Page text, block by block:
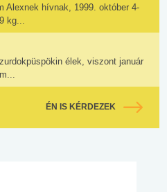
Alexnek hívnak, 1999. október 4-
kg...
élek, viszont január
ÉN IS KÉRDEZEK